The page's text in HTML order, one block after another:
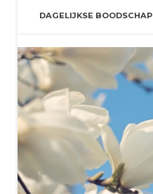
DAGELIJKSE BOODSCHAP